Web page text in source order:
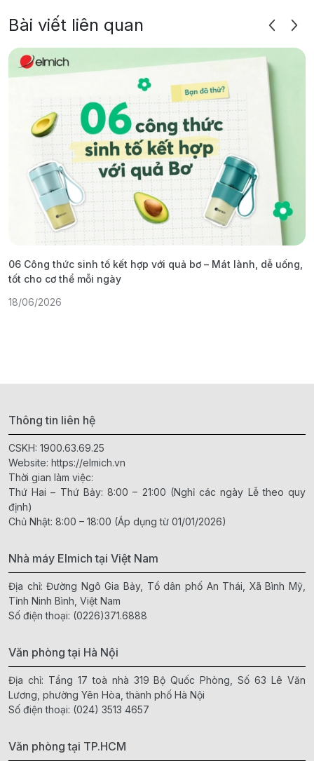
Bài viết liên quan
06 Công thức sinh tố kết hợp với quả bơ – Mát lành, dễ uống,
tốt cho cơ thể mỗi ngày
18/06/2026
Thông tin liên hệ
CSKH: 1900.63.69.25
Website: https://elmich.vn
Thời gian làm việc:
Thứ Hai – Thứ Bảy: 8:00 – 21:00 (Nghỉ các ngày Lễ theo quy
định)
Chủ Nhật: 8:00 – 18:00 (Áp dụng từ 01/01/2026)
Nhà máy Elmich tại Việt Nam
Địa chỉ: Đường Ngô Gia Bảy, Tổ dân phố An Thái, Xã Bình Mỹ,
Tỉnh Ninh Bình, Việt Nam
Số điện thoại: (0226)371.6888
Văn phòng tại Hà Nội
Địa chỉ: Tầng 17 toà nhà 319 Bộ Quốc Phòng, Số 63 Lê Văn
Lương, phường Yên Hòa, thành phố Hà Nội
Số điện thoại: (024) 3513 4657
Văn phòng tại TP.HCM